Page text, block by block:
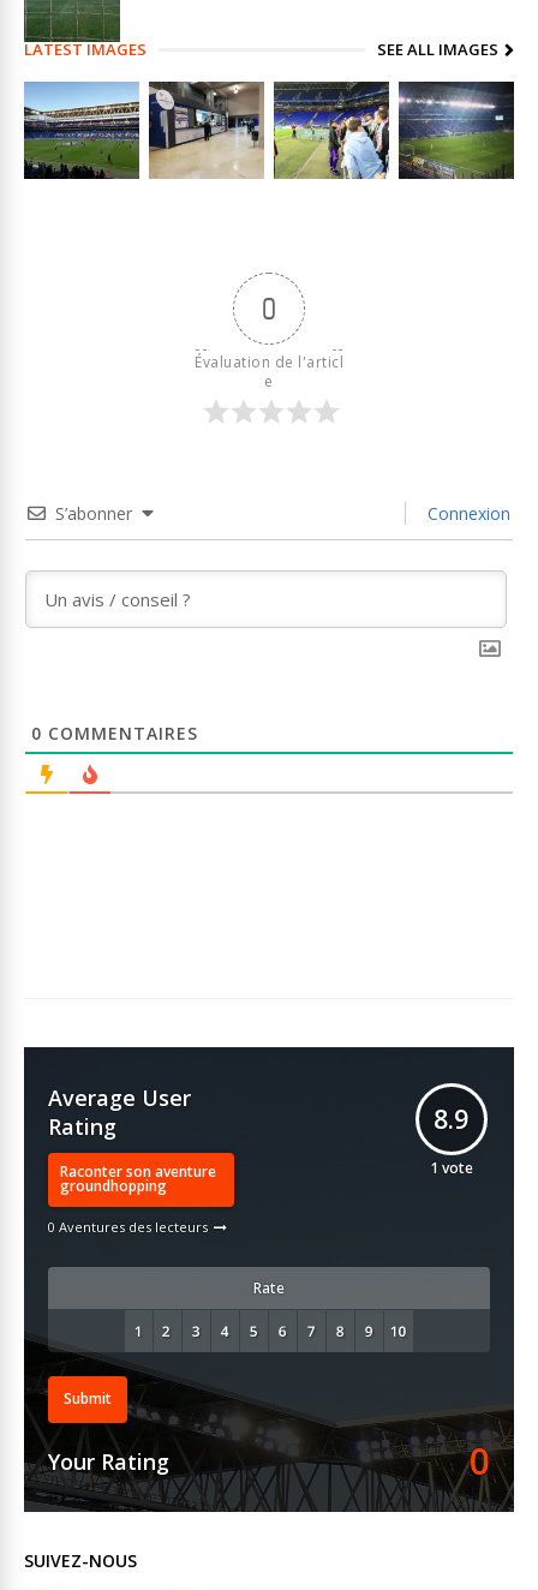
LATEST IMAGES SEE ALL IMAGES
0
Évaluation de l'articl
e
S’abonner Connexion
0 COMMENTAIRES
Average User
Rating
Raconter son aventure
groundhopping
0 Aventures des lecteurs
8.9
1 vote
Rate
Submit
Your Rating 0
SUIVEZ-NOUS